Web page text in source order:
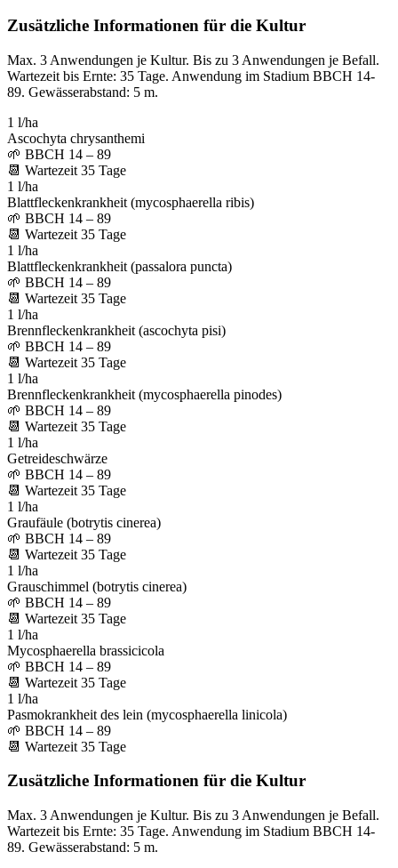
Zusätzliche Informationen für die Kultur
Max. 3 Anwendungen je Kultur. Bis zu 3 Anwendungen je Befall.
Wartezeit bis Ernte: 35 Tage. Anwendung im Stadium BBCH 14-
89. Gewässerabstand: 5 m.
1 l/ha
Ascochyta chrysanthemi
🌱 BBCH 14 – 89
📆 Wartezeit 35 Tage
1 l/ha
Blattfleckenkrankheit (mycosphaerella ribis)
🌱 BBCH 14 – 89
📆 Wartezeit 35 Tage
1 l/ha
Blattfleckenkrankheit (passalora puncta)
🌱 BBCH 14 – 89
📆 Wartezeit 35 Tage
1 l/ha
Brennfleckenkrankheit (ascochyta pisi)
🌱 BBCH 14 – 89
📆 Wartezeit 35 Tage
1 l/ha
Brennfleckenkrankheit (mycosphaerella pinodes)
🌱 BBCH 14 – 89
📆 Wartezeit 35 Tage
1 l/ha
Getreideschwärze
🌱 BBCH 14 – 89
📆 Wartezeit 35 Tage
1 l/ha
Graufäule (botrytis cinerea)
🌱 BBCH 14 – 89
📆 Wartezeit 35 Tage
1 l/ha
Grauschimmel (botrytis cinerea)
🌱 BBCH 14 – 89
📆 Wartezeit 35 Tage
1 l/ha
Mycosphaerella brassicicola
🌱 BBCH 14 – 89
📆 Wartezeit 35 Tage
1 l/ha
Pasmokrankheit des lein (mycosphaerella linicola)
🌱 BBCH 14 – 89
📆 Wartezeit 35 Tage
Zusätzliche Informationen für die Kultur
Max. 3 Anwendungen je Kultur. Bis zu 3 Anwendungen je Befall.
Wartezeit bis Ernte: 35 Tage. Anwendung im Stadium BBCH 14-
89. Gewässerabstand: 5 m.